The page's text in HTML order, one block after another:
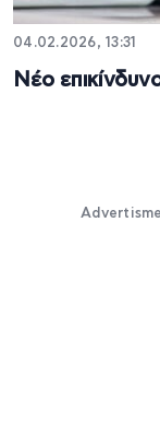
04.02.2026, 13:31
Νέο